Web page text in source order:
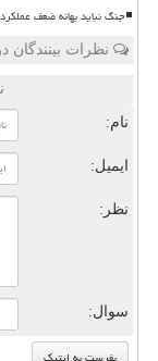
جنگ نباید بهانه ضعف
نظرات
نام:
ایمیل:
نظر:
سوال: